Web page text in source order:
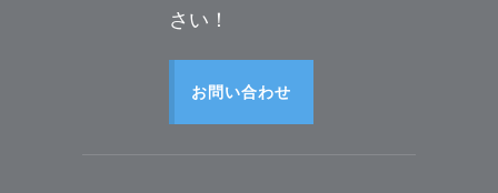
さい！
お問い合わせ